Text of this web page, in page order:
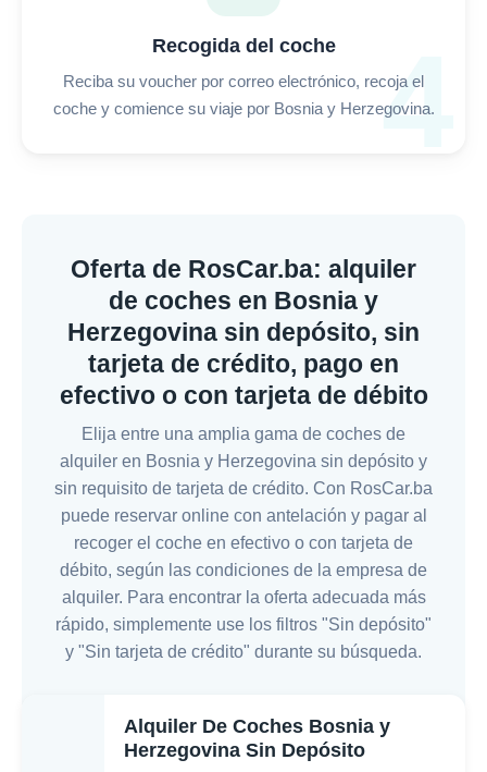
4
Recogida del coche
Reciba su voucher por correo electrónico, recoja el
coche y comience su viaje por Bosnia y Herzegovina.
Oferta de RosCar.ba: alquiler
de coches en Bosnia y
Herzegovina sin depósito, sin
tarjeta de crédito, pago en
efectivo o con tarjeta de débito
Elija entre una amplia gama de coches de
alquiler en Bosnia y Herzegovina sin depósito y
sin requisito de tarjeta de crédito. Con RosCar.ba
puede reservar online con antelación y pagar al
recoger el coche en efectivo o con tarjeta de
débito, según las condiciones de la empresa de
alquiler. Para encontrar la oferta adecuada más
rápido, simplemente use los filtros "Sin depósito"
y "Sin tarjeta de crédito" durante su búsqueda.
Alquiler De Coches Bosnia y
Herzegovina Sin Depósito